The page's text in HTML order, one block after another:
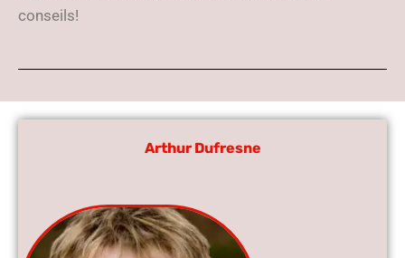
conseils!
Arthur Dufresne